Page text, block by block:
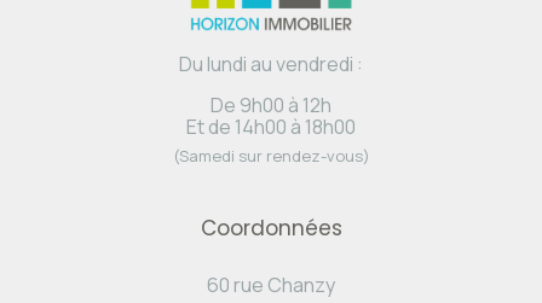
Du lundi au vendredi :
De 9h00 à 12h
Et de 14h00 à 18h00
(Samedi sur rendez-vous)
Coordonnées
60 rue Chanzy